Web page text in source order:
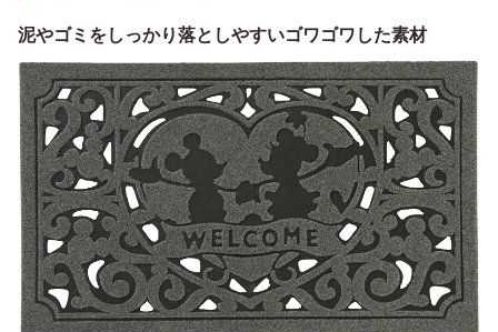
泥やゴミをしっかり落としやすいゴワゴワした素材